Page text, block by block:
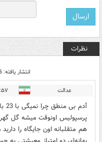
نظرات
انتشار یافته: 6
عدالت ۱۸:۵۷ -
پرسپولیس اونوقت میشه گل
هم متقلبانه اون جایگاه را